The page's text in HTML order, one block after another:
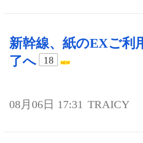
新幹線、紙のEXご利
了へ
18
08月06日 17:31 TRAICY